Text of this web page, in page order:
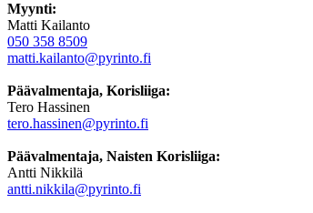
Myynti:
Matti Kailanto
050 358 8509
matti.kailanto@pyrinto.fi
Päävalmentaja, Korisliiga:
Tero Hassinen
tero.hassinen@pyrinto.fi
Päävalmentaja, Naisten Korisliiga:
Antti Nikkilä
antti.nikkila@pyrinto.fi